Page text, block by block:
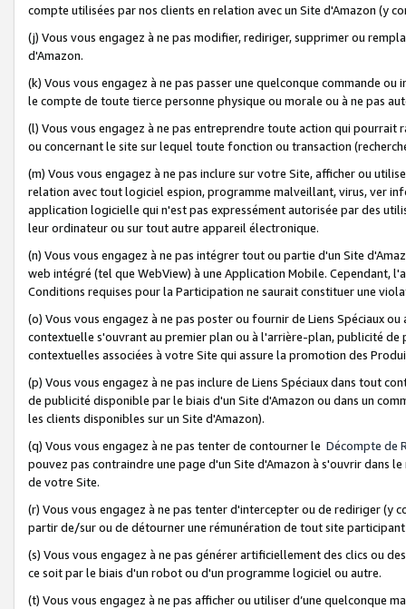
compte utilisées par nos clients en relation avec un Site d'Amazon (y
(j) Vous vous engagez à ne pas modifier, rediriger, supprimer ou
d'Amazon.
(k) Vous vous engagez à ne pas passer une quelconque commande
le compte de toute tierce personne physique ou morale ou à ne pas
(l) Vous vous engagez à ne pas entreprendre toute action qui
ou concernant le site sur lequel toute fonction ou transaction
(m) Vous vous engagez à ne pas inclure sur votre Site, afficher ou
relation avec tout logiciel espion, programme malveillant, virus, ver
application logicielle qui n'est pas expressément autorisée par des
leur ordinateur ou sur tout autre appareil électronique.
(n) Vous vous engagez à ne pas intégrer tout ou partie d'un Site
web intégré (tel que WebView) à une Application Mobile. Cependant,
Conditions requises pour la Participation ne saurait constituer une
(o) Vous vous engagez à ne pas poster ou fournir de Liens Spéciaux
contextuelle s'ouvrant au premier plan ou à l'arrière-plan, publicité
contextuelles associées à votre Site qui assure la promotion des
(p) Vous vous engagez à ne pas inclure de Liens Spéciaux dans tout
de publicité disponible par le biais d'un Site d'Amazon ou dans un
les clients disponibles sur un Site d'Amazon).
(q) Vous vous engagez à ne pas tenter de contourner le Décompte de
pouvez pas contraindre une page d'un Site d'Amazon à s'ouvrir dans
de votre Site.
(r) Vous vous engagez à ne pas tenter d'intercepter ou de rediriger
partir de/sur ou de détourner une rémunération de tout site
(s) Vous vous engagez à ne pas générer artificiellement des clics ou
ce soit par le biais d'un robot ou d'un programme logiciel ou autre.
(t) Vous vous engagez à ne pas afficher ou utiliser d’une quelconque